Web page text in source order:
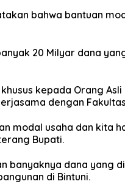
bahwa bantuan
20 Milyar dana
kepada Orang
dengan
modal usaha dan kita
Bupati.
banyaknya dana
di Bintuni.